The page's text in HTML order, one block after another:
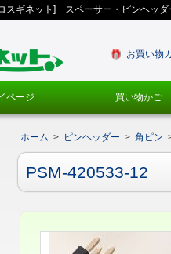
スギネット] スペーサー・ピンヘッ
お買い物
ページ 買い物かご
ホーム > ピンヘッダー > 角ピン
PSM-420533-12